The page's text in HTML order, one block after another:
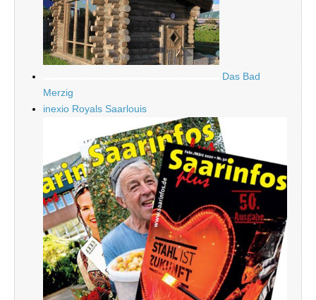
Das Bad
Merzig
inexio Royals Saarlouis